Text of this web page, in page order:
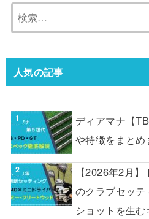
人気の記事
ディアマナ【
や特徴をまとめ
【2026年2月
のクラブセッ
ショットを生